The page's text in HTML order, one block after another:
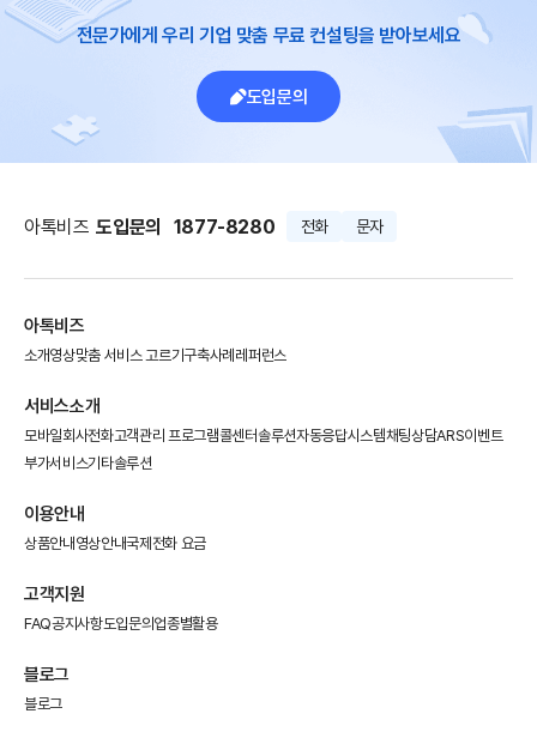
전문가에게 우리 기업 맞춤 무료 컨설팅을 받아보세요
도입문의
아톡비즈 도입문의 1877-8280 전화 문자
아톡비즈
소개영상맞춤 서비스 고르기구축사례 레퍼런스
서비스소개
모바일회사전화고객관리 프로그램콜센터솔루션자동응답시스템채팅상담ARS이벤트
부가서비스기타솔루션
이용안내
상품안내 영상안내국제전화 요금
고객지원
FAQ공지사항도입문의 업종별활용
블로그
블로그